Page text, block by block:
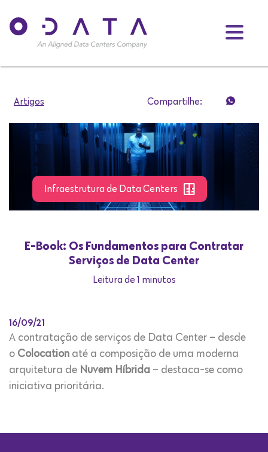
Artigos Compartilhe:
Infraestrutura de Data Centers
E-Book: Os Fundamentos para Contratar
Serviços de Data Center
Leitura de 1 minutos
16/09/21
A contratação de serviços de Data Center – desde
o Colocation até a composição de uma moderna
arquitetura de Nuvem Híbrida – destaca-se como
iniciativa prioritária.